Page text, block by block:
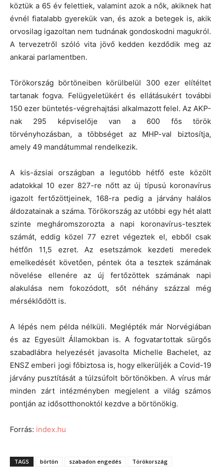
köztük a 65 év felettiek, valamint azok a nők, akiknek hat
évnél fiatalabb gyerekük van, és azok a betegek is, akik
orvosilag igazoltan nem tudnának gondoskodni magukról.
A tervezetről szóló vita jövő kedden kezdődik meg az
ankarai parlamentben.
Törökország börtöneiben körülbelül 300 ezer elítéltet
tartanak fogva. Felügyeletükért és ellátásukért további
150 ezer büntetés-végrehajtási alkalmazott felel. Az AKP-
nak 295 képviselője van a 600 fős török
törvényhozásban, a többséget az MHP-val biztosítja,
amely 49 mandátummal rendelkezik.
A kis-ázsiai országban a legutóbb hétfő este közölt
adatokkal 10 ezer 827-re nőtt az új típusú koronavírus
igazolt fertőzöttjeinek, 168-ra pedig a járvány halálos
áldozatainak a száma. Törökország az utóbbi egy hét alatt
szinte megháromszorozta a napi koronavírus-tesztek
számát, eddig közel 77 ezret végeztek el, ebből csak
hétfőn 11,5 ezret. Az esetszámok kezdeti meredek
emelkedését követően, péntek óta a tesztek számának
növelése ellenére az új fertőzöttek számának napi
alakulása nem fokozódott, sőt néhány százzal még
mérséklődött is.
A lépés nem példa nélküli. Meglépték már Norvégiában
és az Egyesült Államokban is. A fogvatartottak sürgős
szabadlábra helyezését javasolta Michelle Bachelet, az
ENSZ emberi jogi főbiztosa is, hogy elkerüljék a Covid-19
járvány pusztítását a túlzsúfolt börtönökben. A vírus már
minden zárt intézményben megjelent a világ számos
pontján az idősotthonoktól kezdve a börtönökig.
Forrás: index.hu
TAGS börtön szabadon engedés Törökország